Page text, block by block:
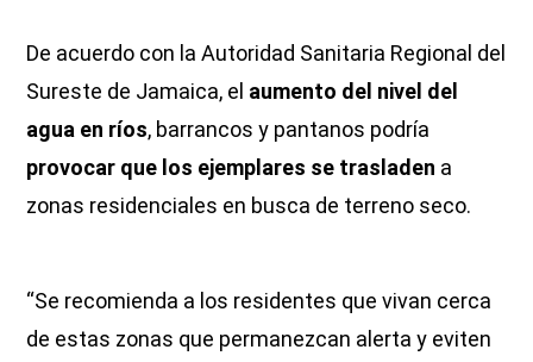
De acuerdo con la Autoridad Sanitaria Regional del
Sureste de Jamaica, el aumento del nivel del
agua en ríos, barrancos y pantanos podría
provocar que los ejemplares se trasladen a
zonas residenciales en busca de terreno seco.
“Se recomienda a los residentes que vivan cerca
de estas zonas que permanezcan alerta y eviten